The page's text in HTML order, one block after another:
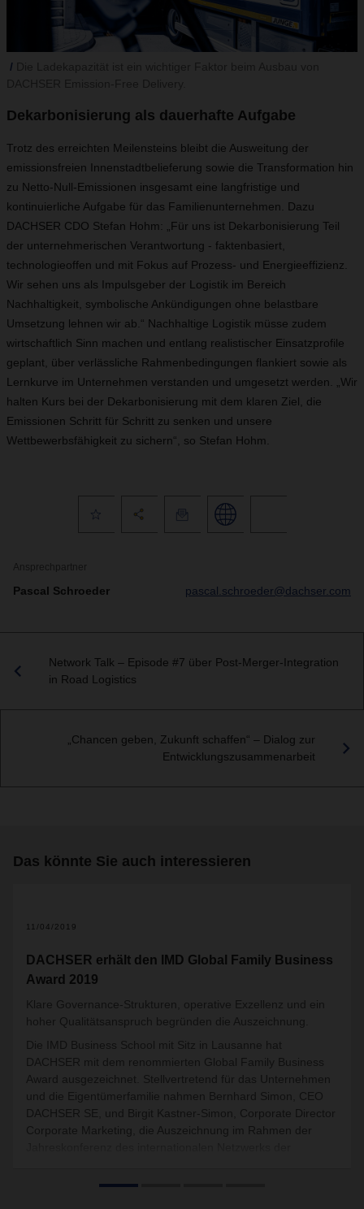
Dekarbonisierung als dauerhafte Aufgabe
Trotz des erreichten Meilensteins bleibt die Ausweitung der
emissionsfreien Innenstadtbelieferung sowie die Transformation hin
zu Netto-Null-Emissionen insgesamt eine langfristige und
kontinuierliche Aufgabe für das Familienunternehmen. Dazu
DACHSER CDO Stefan Hohm: „Für uns ist Dekarbonisierung Teil
der unternehmerischen Verantwortung - faktenbasiert,
technologieoffen und mit Fokus auf Prozess‑ und Energieeffizienz.
Wir sehen uns als Impulsgeber der Logistik im Bereich
Nachhaltigkeit, symbolische Ankündigungen ohne belastbare
Umsetzung lehnen wir ab.“ Nachhaltige Logistik müsse zudem
wirtschaftlich Sinn machen und entlang realistischer Einsatzprofile
geplant, über verlässliche Rahmenbedingungen flankiert sowie als
Lernkurve im Unternehmen verstanden und umgesetzt werden. „Wir
halten Kurs bei der Dekarbonisierung mit dem klaren Ziel, die
Emissionen Schritt für Schritt zu senken und unsere
Wettbewerbsfähigkeit zu sichern“, so Stefan Hohm.
Ansprechpartner
Pascal Schroeder pascal.schroeder@dachser.com
Network Talk – Episode #7 über Post-Merger-Integration
in Road Logistics
„Chancen geben, Zukunft schaffen“ – Dialog zur
Entwicklungszusammenarbeit
Das könnte Sie auch interessieren
11/04/2019
DACHSER erhält den IMD Global Family Business
Award 2019
Klare Governance-Strukturen, operative Exzellenz und ein
hoher Qualitätsanspruch begründen die Auszeichnung.
Die IMD Business School mit Sitz in Lausanne hat
DACHSER mit dem renommierten Global Family Business
Award ausgezeichnet. Stellvertretend für das Unternehmen
und die Eigentümerfamilie nahmen Bernhard Simon, CEO
DACHSER SE, und Birgit Kastner-Simon, Corporate Director
Corporate Marketing, die Auszeichnung im Rahmen der
International) in Udaipur, Indien, entgegen.